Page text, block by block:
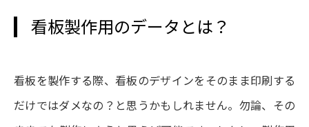
看板製作用のデータとは？
看板を製作する際、看板のデザインをそのまま印刷する
だけではダメなの？と思うかもしれません。勿論、その